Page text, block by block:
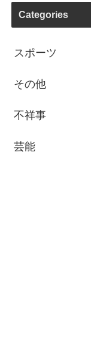
Categories
スポーツ
その他
不祥事
芸能